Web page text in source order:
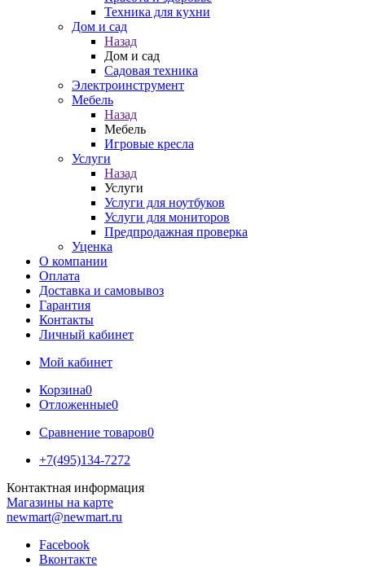
Техника для кухни
Дом и сад
Назад
Дом и сад
Садовая техника
Электроинструмент
Мебель
Назад
Мебель
Игровые кресла
Услуги
Назад
Услуги
Услуги для ноутбуков
Услуги для мониторов
Предпродажная проверка
Уценка
О компании
Оплата
Доставка и самовывоз
Гарантия
Контакты
Личный кабинет
Мой кабинет
Корзина0
Отложенные0
Сравнение товаров0
+7(495)134-7272
Контактная информация
Магазины на карте
newmart@newmart.ru
Facebook
Вконтакте